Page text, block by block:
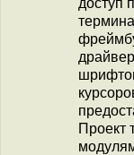
доступ
Проект